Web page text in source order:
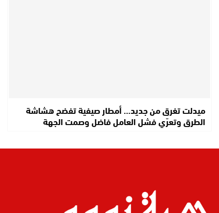
ميدلت تغرق من جديد… أمطار صيفية تفضح هشاشة
الطرق وتعرّي فشل العامل فاضل وصمت الجهة